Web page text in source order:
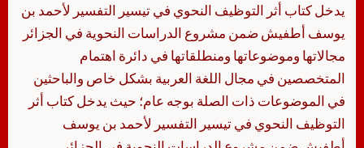
يدخل كتاب أثر التوظيف النحوي في تيسير التفسير لأحمد بن
يوسف أطفيش ضمن مشروع الدراسات النحوية في الجزائر
مجالاتها وموضوعاتها ومنطلقاتها في دائرة اهتمام
المتخصصين في مجال اللغة العربية بشكل خاص والباحثين
في الموضوعات ذات الصلة بوجه عام؛ حيث يدخل كتاب أثر
التوظيف النحوي في تيسير التفسير لأحمد بن يوسف